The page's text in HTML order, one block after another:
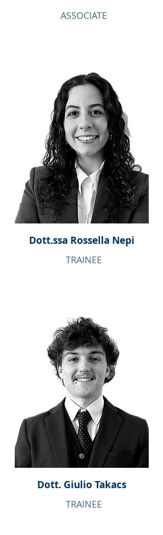
ASSOCIATE
Dott.ssa Rossella Nepi
TRAINEE
Dott. Giulio Takacs
TRAINEE